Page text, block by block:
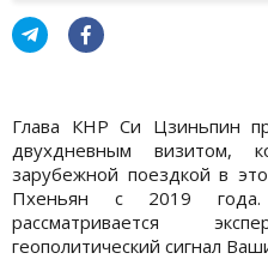
Глава КНР Си Цзиньпин
двухдневным визитом,
зарубежной поездкой в
Пхеньян с 2019 года.
рассматривается
геополитический сигнал